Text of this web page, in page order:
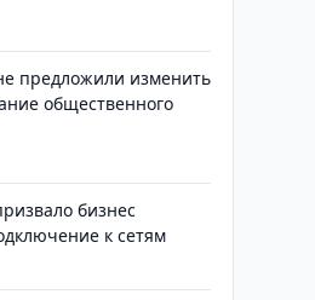
предложили изменить
общественного
бизнес
к сетям